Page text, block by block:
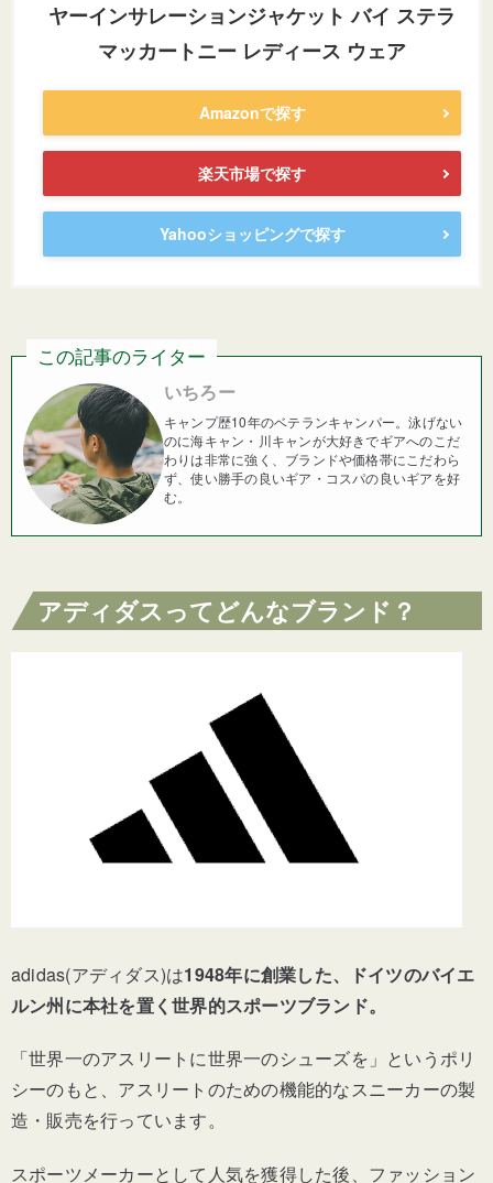
ヤーインサレーションジャケット バイ ステラ
マッカートニー レディース ウェア
Amazonで探す
楽天市場で探す
Yahooショッピングで探す
この記事のライター
いちろー
キャンプ歴10年のベテランキャンパー。泳げない
のに海キャン・川キャンが大好きでギアへのこだ
わりは非常に強く、ブランドや価格帯にこだわら
ず、使い勝手の良いギア・コスパの良いギアを好
む。
アディダスってどんなブランド？
adidas(アディダス)は1948年に創業した、ドイツのバイエ
ルン州に本社を置く世界的スポーツブランド。
「世界一のアスリートに世界一のシューズを」というポリ
シーのもと、アスリートのための機能的なスニーカーの製
造・販売を行っています。
スポーツメーカーとして人気を獲得した後、ファッション